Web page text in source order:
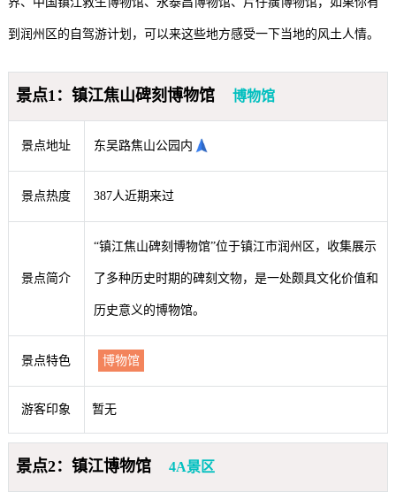
充电站
用车百科
到润州区的自驾游计划，可以来这些地方感受一下当地的风土人情。
景点1：镇江焦山碑刻博物馆 博物馆
景点地址 东吴路焦山公园内
景点热度 387人近期来过
景点简介
“镇江焦山碑刻博物馆”位于镇江市润州区，收集展示
了多种历史时期的碑刻文物，是一处颇具文化价值和
历史意义的博物馆。
景点特色 博物馆
游客印象 暂无
景点2：镇江博物馆 4A景区